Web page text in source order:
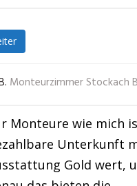
Monteurzimmer Stockach
Monteure wie mich
Unterkunft
Gold wert,